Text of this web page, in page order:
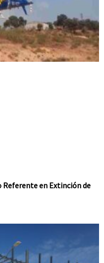
Referente en Extinción de